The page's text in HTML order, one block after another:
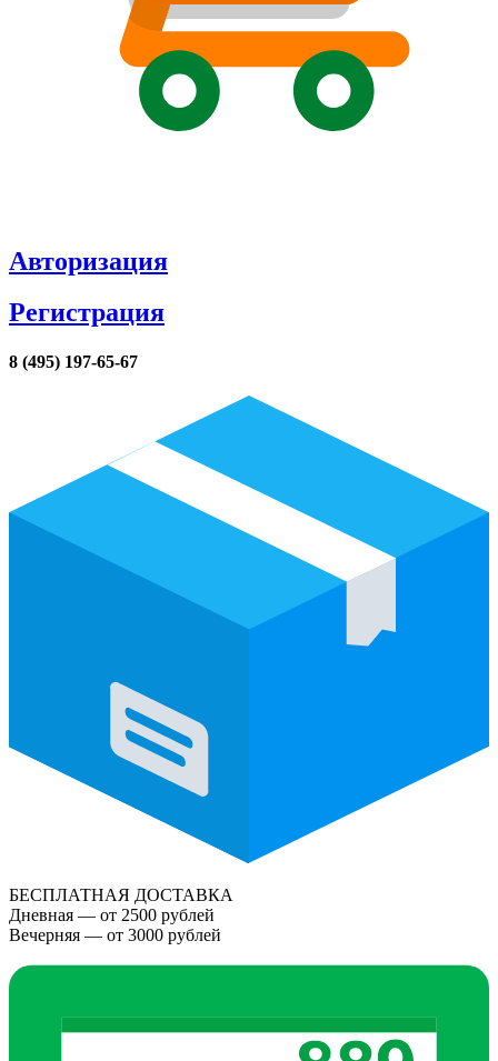
Авторизация
Регистрация
8 (495) 197-65-67
БЕСПЛАТНАЯ ДОСТАВКА
Дневная — от 2500 рублей
Вечерняя — от 3000 рублей